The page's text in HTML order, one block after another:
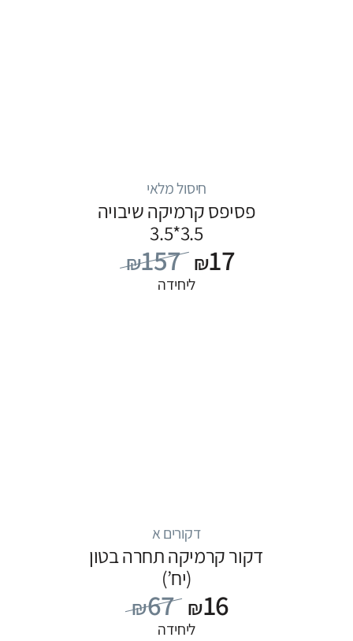
חיסול מלאי
פסיפס קרמיקה שיבויה
3.5*3.5
₪157 ₪17
ליחידה
דקורים א
דקור קרמיקה תחרה בטון
(יח’)
₪67 ₪16
ליחידה